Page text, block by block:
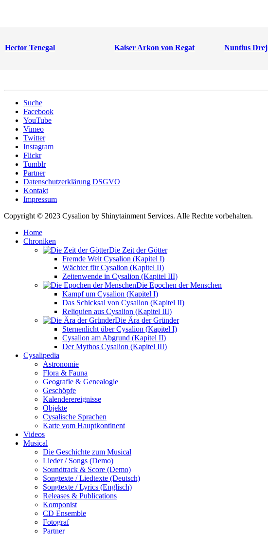
Hector Tenegal Kaiser Arkon von Regat Nuntius Drej
Suche
Facebook
YouTube
Vimeo
Twitter
Instagram
Flickr
Tumblr
Partner
Datenschutzerklärung DSGVO
Kontakt
Impressum
Copyright © 2023 Cysalion by Shinytainment Services. Alle Rechte vorbehalten.
Home
Chroniken
Die Zeit der Götter
Fremde Welt Cysalion (Kapitel I)
Wächter für Cysalion (Kapitel II)
Zeitenwende in Cysalion (Kapitel III)
Die Epochen der Menschen
Kampf um Cysalion (Kapitel I)
Das Schicksal von Cysalion (Kapitel II)
Reliquien aus Cysalion (Kapitel III)
Die Ära der Gründer
Sternenlicht über Cysalion (Kapitel I)
Cysalion am Abgrund (Kapitel II)
Der Mythos Cysalion (Kapitel III)
Cysalipedia
Astronomie
Flora & Fauna
Geografie & Genealogie
Geschöpfe
Kalenderereignisse
Objekte
Cysalische Sprachen
Karte vom Hauptkontinent
Videos
Musical
Die Geschichte zum Musical
Lieder / Songs (Demo)
Soundtrack & Score (Demo)
Songtexte / Liedtexte (Deutsch)
Songtexte / Lyrics (Englisch)
Releases & Publications
Komponist
CD Ensemble
Fotograf
Partner